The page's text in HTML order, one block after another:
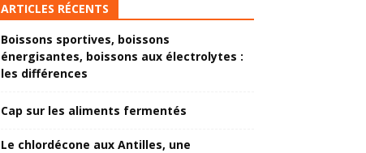
ARTICLES RÉCENTS
Boissons sportives, boissons
énergisantes, boissons aux électrolytes :
les différences
Cap sur les aliments fermentés
Le chlordécone aux Antilles, une